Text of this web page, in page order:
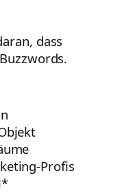
dass
Profis